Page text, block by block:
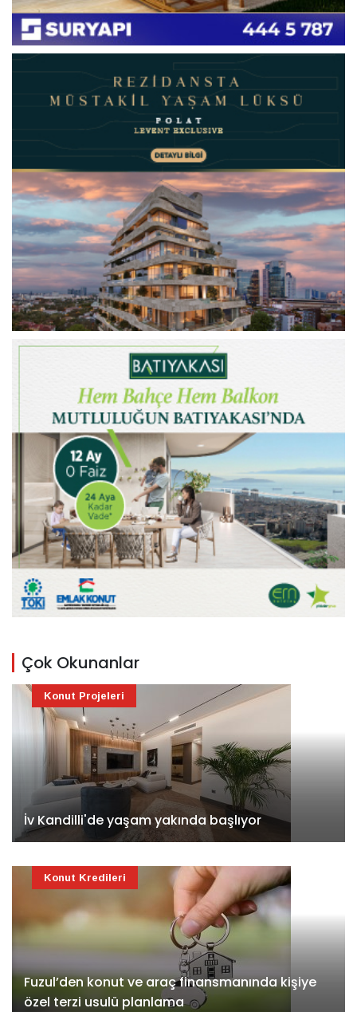
Çok Okunanlar
İv Kandilli'de yaşam yakında başlıyor
Konut Projeleri
Fuzul’den konut ve araç finansmanında kişiye
özel terzi usulü planlama
Konut Kredileri